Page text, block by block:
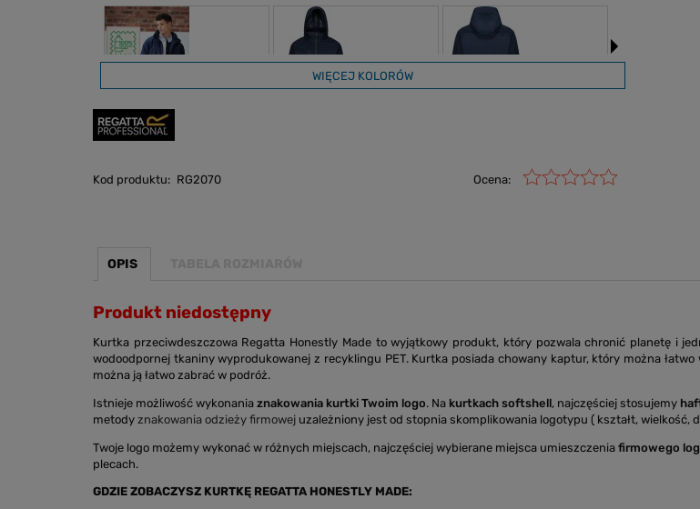
WIĘCEJ KOLORÓW
Kod produktu: RG2070 Ocena:
OPIS
Produkt niedostępny
Kurtka przeciwdeszczowa Regatta Honestly Made to wyjątkowy produkt, który pozwala chronić planetę i
wodoodpornej tkaniny wyprodukowanej z recyklingu PET. Kurtka posiada chowany kaptur, który można
można ją łatwo zabrać w podróż.
Istnieje możliwość wykonania znakowania kurtki Twoim logo. Na kurtkach softshell, najczęściej stosujemy
metody znakowania odzieży firmowej uzależniony jest od stopnia skomplikowania logotypu ( kształt, wielkość,
Twoje logo możemy wykonać w różnych miejscach, najczęściej wybierane miejsca umieszczenia firmowego
plecach.
GDZIE ZOBACZYSZ KURTKĘ REGATTA HONESTLY MADE: